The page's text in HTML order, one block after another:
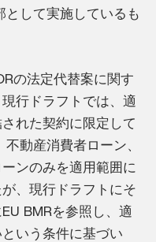
として実施しているも
の法定代替案に関す
行ドラフトでは、適
れた契約に限定して
動産消費者ローン、
ンのみを適用範囲に
、現行ドラフトにそ
BMRを参照し、適
いう条件に基づい